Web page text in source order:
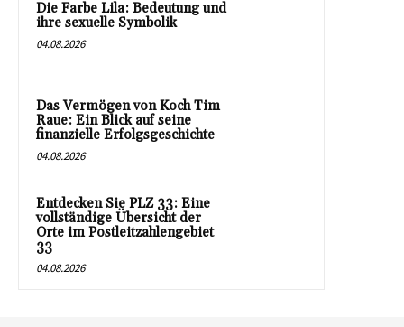
Die Farbe Lila: Bedeutung und
ihre sexuelle Symbolik
04.08.2026
Das Vermögen von Koch Tim
Raue: Ein Blick auf seine
finanzielle Erfolgsgeschichte
04.08.2026
Entdecken Sie PLZ 33: Eine
vollständige Übersicht der
Orte im Postleitzahlengebiet
33
04.08.2026